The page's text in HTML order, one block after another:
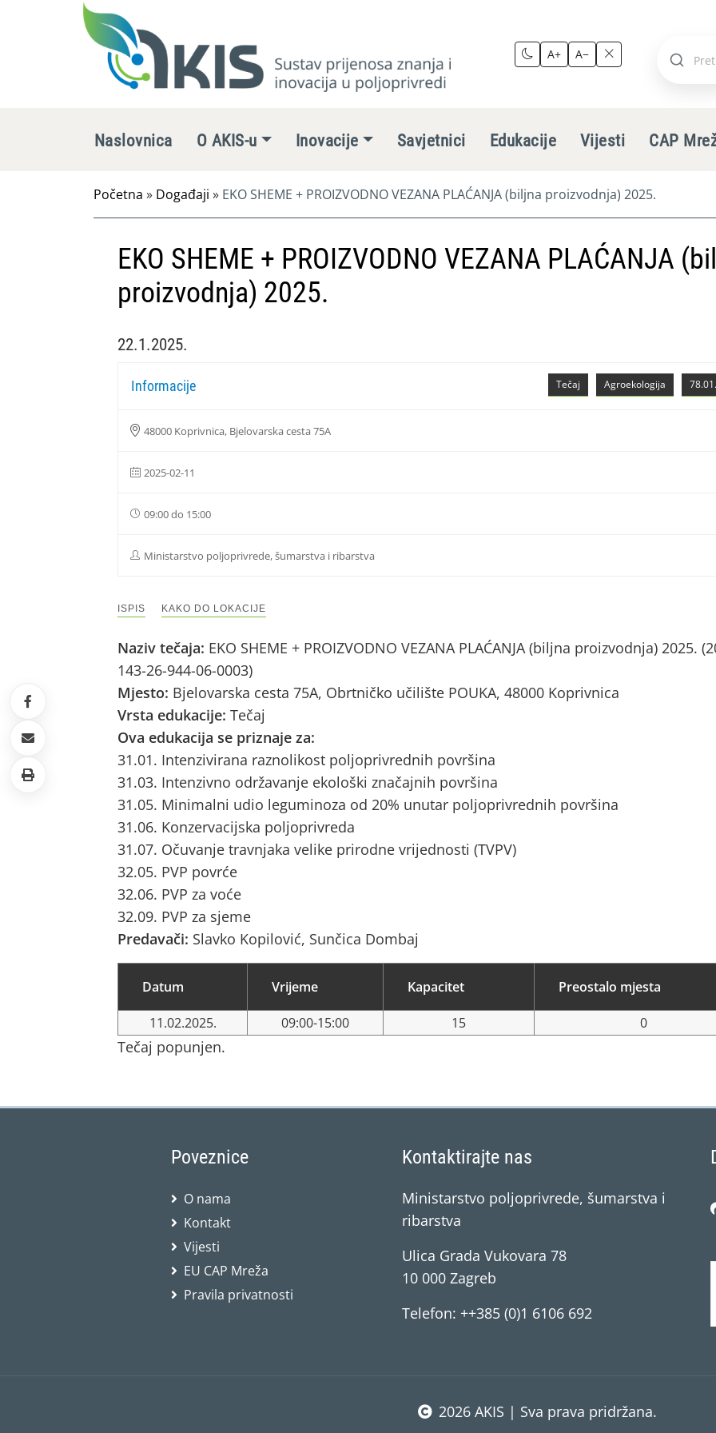
A+ A−
Pretraži
Naslovnica O AKIS-u Inovacije Savjetnici Edukacije Vijesti CAP
Početna » Događaji » EKO SHEME + PROIZVODNO VEZANA PLAĆANJA (biljna proizvodnja) 2025.
EKO SHEME + PROIZVODNO VEZANA PLAĆANJA
proizvodnja) 2025.
22.1.2025.
Agroekologija
Tečaj
Informacije
48000 Koprivnica, Bjelovarska cesta 75A
2025-02-11
09:00 do 15:00
Ministarstvo poljoprivrede, šumarstva i ribarstva
ISPIS KAKO DO LOKACIJE
Naziv tečaja: EKO SHEME + PROIZVODNO VEZANA PLAĆANJA (biljna proizvodnja) 2025.
143-26-944-06-0003)
Mjesto: Bjelovarska cesta 75A, Obrtničko učilište POUKA, 48000 Koprivnica
Vrsta edukacije: Tečaj
Ova edukacija se priznaje za:
31.01. Intenzivirana raznolikost poljoprivrednih površina
31.03. Intenzivno održavanje ekološki značajnih površina
31.05. Minimalni udio leguminoza od 20% unutar poljoprivrednih površina
31.06. Konzervacijska poljoprivreda
31.07. Očuvanje travnjaka velike prirodne vrijednosti (TVPV)
32.05. PVP povrće
32.06. PVP za voće
32.09. PVP za sjeme
Predavači: Slavko Kopilović, Sunčica Dombaj
Datum Vrijeme Kapacitet Preostalo mjesta
11.02.2025. 09:00-15:00 15 0
Tečaj popunjen.
Poveznice
O nama
Kontakt
Vijesti
EU CAP Mreža
Pravila privatnosti
Kontaktirajte nas
Ministarstvo poljoprivrede, šumarstva i
ribarstva
Ulica Grada Vukovara 78
10 000 Zagreb
Telefon: ++385 (0)1 6106 692
2026 AKIS | Sva prava pridržana.